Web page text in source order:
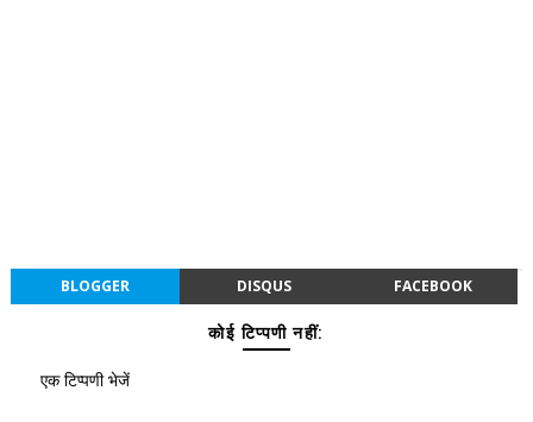
BLOGGER DISQUS FACEBOOK
कोई टिप्पणी नहीं:
एक टिप्पणी भेजें